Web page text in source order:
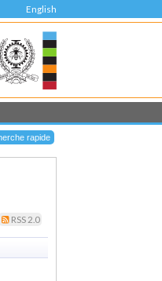
English
RSS 2.0